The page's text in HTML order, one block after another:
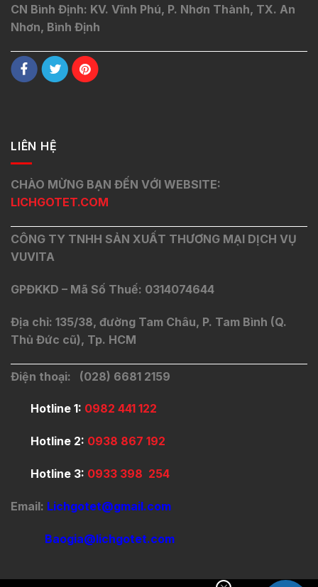
CN Bình Định: KV. Vĩnh Phú, P. Nhơn Thành, TX. An
Nhơn, Bình Định
LIÊN HỆ
CHÀO MỪNG BẠN ĐẾN VỚI WEBSITE:
LICHGOTET.COM
CÔNG TY TNHH SẢN XUẤT THƯƠNG MẠI DỊCH VỤ
VUVITA
GPĐKKD – Mã Số Thuế: 0314074644
Địa chỉ: 135/38, đường Tam Châu, P. Tam Bình (Q.
Thủ Đức cũ), Tp. HCM
Điện thoại: (028) 6681 2159
Hotline 1: 0982 441 122
Hotline 2: 0938 867 192
Hotline 3: 0933 398 254
Email: Lichgotet@gmail.com
Baogia@lichgotet.com